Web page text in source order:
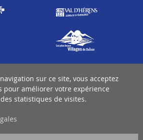
sur ce site, vous acceptez
pour améliorer votre expérience
statistiques de visites.